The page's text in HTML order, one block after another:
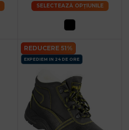
SELECTEAZĂ OPȚIUNILE
REDUCERE 51%
EXPEDIEM IN 24 DE ORE